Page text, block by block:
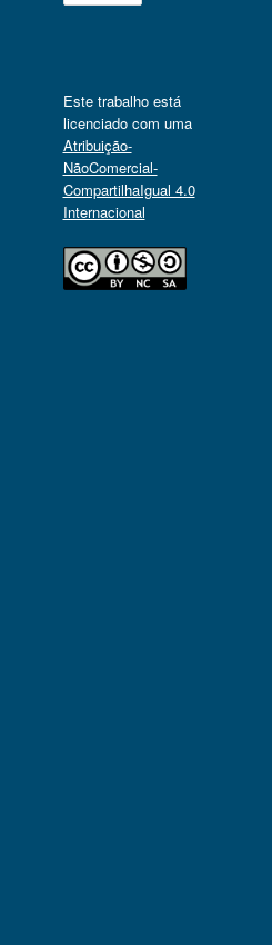
Este trabalho está
licenciado com uma
Atribuição-
NãoComercial-
CompartilhaIgual 4.0
Internacional